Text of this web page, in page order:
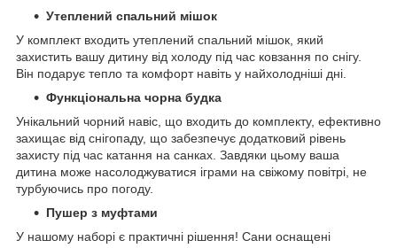
Утеплений спальний мішок
У комплект входить утеплений спальний мішок, який
захистить вашу дитину від холоду під час ковзання по снігу.
Він подарує тепло та комфорт навіть у найхолодніші дні.
Функціональна чорна будка
Унікальний чорний навіс, що входить до комплекту, ефективно
захищає від снігопаду, що забезпечує додатковий рівень
захисту під час катання на санках. Завдяки цьому ваша
дитина може насолоджуватися іграми на свіжому повітрі, не
турбуючись про погоду.
Пушер з муфтами
У нашому наборі є практичні рішення! Сани оснащені